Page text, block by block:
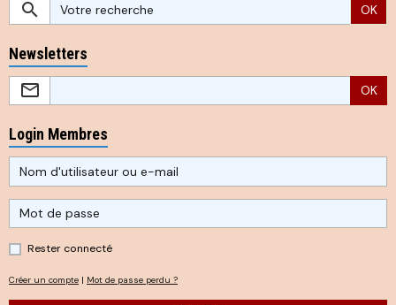
OK
Newsletters
OK
Login Membres
Rester connecté
Créer un compte | Mot de passe perdu ?